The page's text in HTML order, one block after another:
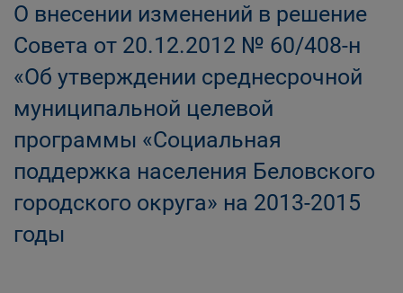
О внесении изменений в решение
Совета от 20.12.2012 № 60/408-н
«Об утверждении среднесрочной
муниципальной целевой
программы «Социальная
поддержка населения Беловского
городского округа» на 2013-2015
годы